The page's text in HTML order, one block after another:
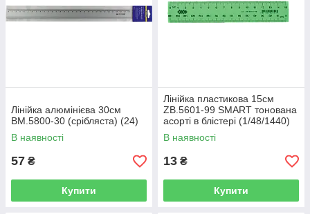
Лінійка алюмінієва 30см
BM.5800-30 (срібляста) (24)
В наявності
57 ₴
Купити
Лінійка пластикова 15см
ZB.5601-99 SMART тонована
асорті в блістері (1/48/1440)
В наявності
13 ₴
Купити